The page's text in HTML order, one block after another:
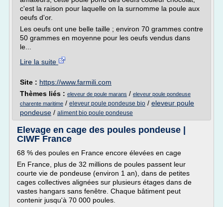
c'est la raison pour laquelle on la surnomme la poule aux
oeufs d'or.
Les oeufs ont une belle taille ; environ 70 grammes contre
50 grammes en moyenne pour les oeufs vendus dans
le...
Lire la suite
Site : https://www.farmili.com
Thèmes liés : eleveur de poule marans / eleveur poule pondeuse
charente maritime / eleveur poule pondeuse bio / eleveur poule
pondeuse / aliment bio poule pondeuse
Elevage en cage des poules pondeuse |
CIWF France
68 % des poules en France encore élevées en cage
En France, plus de 32 millions de poules passent leur
courte vie de pondeuse (environ 1 an), dans de petites
cages collectives alignées sur plusieurs étages dans de
vastes hangars sans fenêtre. Chaque bâtiment peut
contenir jusqu'à 70 000 poules.